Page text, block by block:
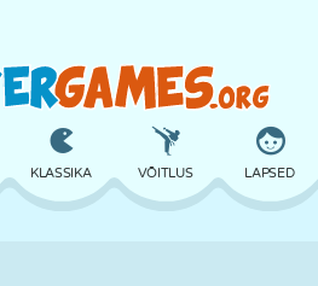
KLASSIKA VÕITLUS LAPSED